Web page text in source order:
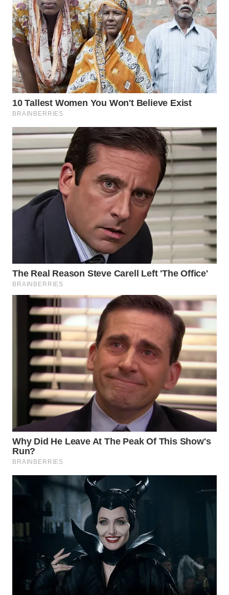
WN
KARO
WN
SIMALUNGUN
WN
LABUHANBATU
WN
TAPANULI
WN DELI
SERDANG
WN
WN
PAKPAK
WN
KARAWANG
WN
BEKASI
WN
BOGOR
WN
DEPOK
WN
SAMOSIR
PADANG
LAWAS